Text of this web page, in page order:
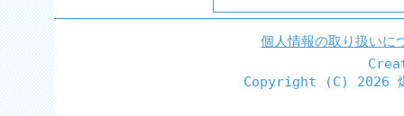
個人情報の取り扱いに
Copyright (C) 2026